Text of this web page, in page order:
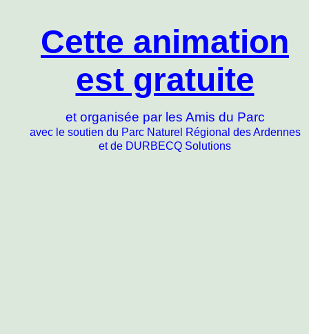
Cette animation
est gratuite
et organisée par les Amis du Parc
avec le soutien du Parc Naturel Régional des Ardennes
et de DURBECQ Solutions